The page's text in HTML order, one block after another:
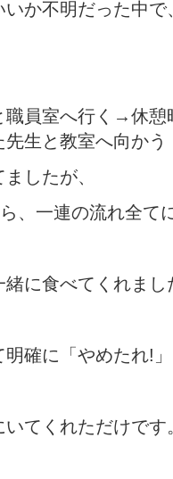
か不明だった中で
職員室へ行く→休憩
生と教室へ向かう
したが、
、一連の流れ全て
に食べてくれまし
確に「やめたれ!
てくれただけです